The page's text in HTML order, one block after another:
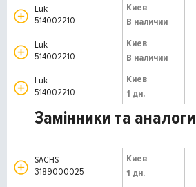
Luk
514002210
Киев
В наличии
Luk
514002210
Киев
В наличии
Luk
514002210
Киев
1 дн.
Замінники та аналоги
SACHS
3189000025
Киев
1 дн.